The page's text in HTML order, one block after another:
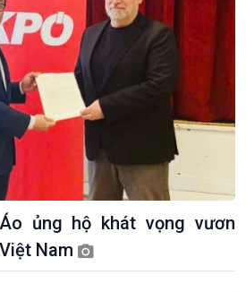
ủng hộ khát vọng vươn
Nam